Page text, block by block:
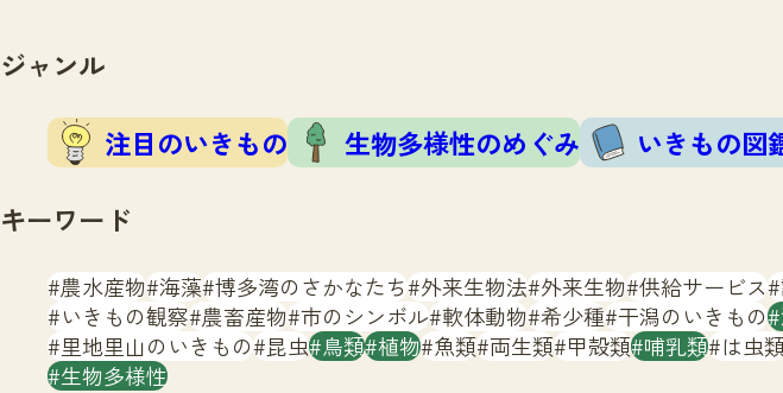
ジャンル
注目のいきもの 生物多様性のめぐみ いきもの図
キーワード
農水産物 海藻 博多湾のさかなたち 外来生物法 外来生物 供給サービス
いきもの観察 農畜産物 市のシンボル 軟体動物 希少種 干潟のいきもの
里地里山のいきもの 昆虫 鳥類 植物 魚類 両生類 甲殻類 哺乳類 は虫
生物多様性